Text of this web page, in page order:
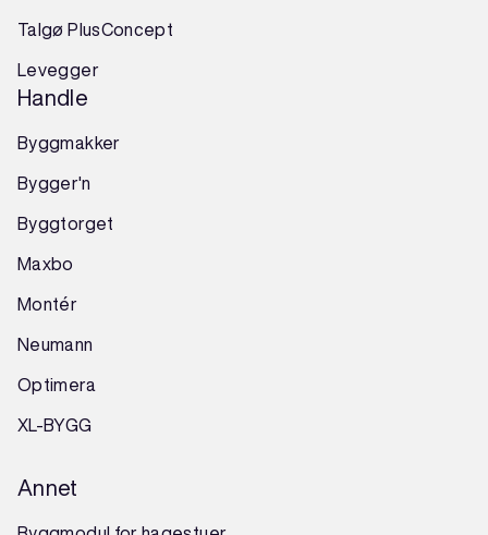
Talgø PlusConcept
Levegger
Handle
Byggmakker
Bygger'n
Byggtorget
Maxbo
Montér
Neumann
Optimera
XL-BYGG
Annet